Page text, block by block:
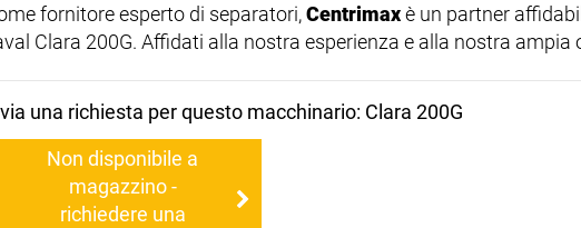
fornitore esperto di separatori,Centrimaxè un partner
Clara 200G. Affidati alla nostra esperienza e alla nostra ampia
una richiesta per questo macchinario: Clara 200G
Non disponibile a
magazzino -
richiedere una